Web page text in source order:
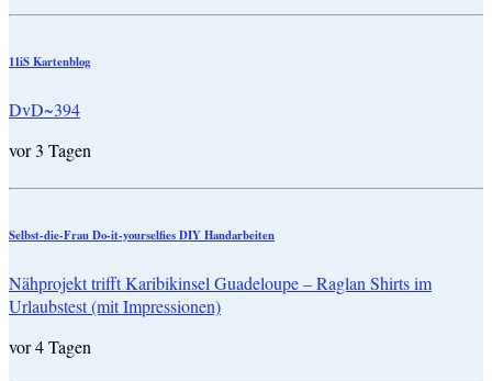
11iS Kartenblog
DvD~394
vor 3 Tagen
Selbst-die-Frau Do-it-yourselfies DIY Handarbeiten
Nähprojekt trifft Karibikinsel Guadeloupe – Raglan Shirts im
Urlaubstest (mit Impressionen)
vor 4 Tagen